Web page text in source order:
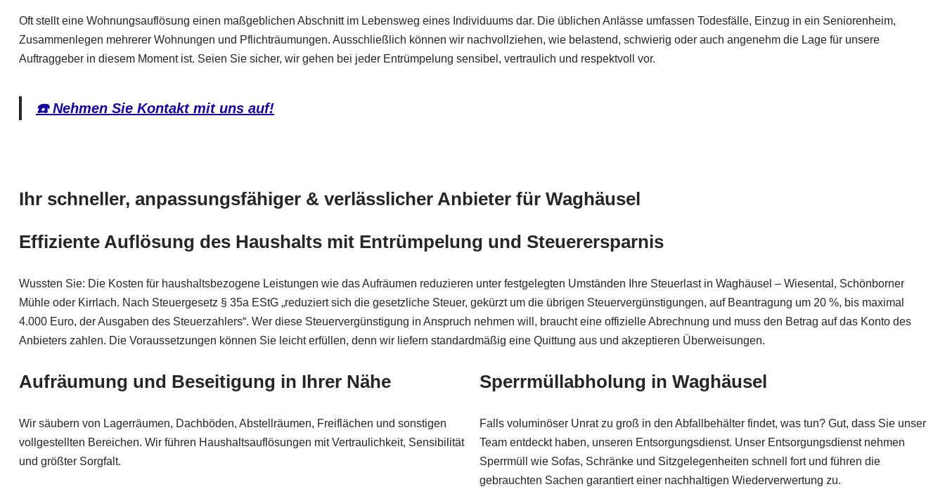
Oft stellt eine Wohnungsauflösung einen maßgeblichen Abschnitt im Lebensweg eines Individuums dar. Die üblichen Anlässe umfassen Todesfälle, Einzug in ein Seniorenheim,
Zusammenlegen mehrerer Wohnungen und Pflichträumungen. Ausschließlich können wir nachvollziehen, wie belastend, schwierig oder auch angenehm die Lage für unsere
Auftraggeber in diesem Moment ist. Seien Sie sicher, wir gehen bei jeder Entrümpelung sensibel, vertraulich und respektvoll vor.
☎️ Nehmen Sie Kontakt mit uns auf!
Ihr schneller, anpassungsfähiger & verlässlicher Anbieter für Waghäusel
Effiziente Auflösung des Haushalts mit Entrümpelung und Steuerersparnis
Wussten Sie: Die Kosten für haushaltsbezogene Leistungen wie das Aufräumen reduzieren unter festgelegten Umständen Ihre Steuerlast in Waghäusel – Wiesental, Schönborner
Mühle oder Kirrlach. Nach Steuergesetz § 35a EStG „reduziert sich die gesetzliche Steuer, gekürzt um die übrigen Steuervergünstigungen, auf Beantragung um 20 %, bis maximal
4.000 Euro, der Ausgaben des Steuerzahlers“. Wer diese Steuervergünstigung in Anspruch nehmen will, braucht eine offizielle Abrechnung und muss den Betrag auf das Konto des
Anbieters zahlen. Die Voraussetzungen können Sie leicht erfüllen, denn wir liefern standardmäßig eine Quittung aus und akzeptieren Überweisungen.
Aufräumung und Beseitigung in Ihrer Nähe
Wir säubern von Lagerräumen, Dachböden, Abstellräumen, Freiflächen und sonstigen
vollgestellten Bereichen. Wir führen Haushaltsauflösungen mit Vertraulichkeit, Sensibilität
und größter Sorgfalt.
Sperrmüllabholung in Waghäusel
Falls voluminöser Unrat zu groß in den Abfallbehälter findet, was tun? Gut, dass Sie unser
Team entdeckt haben, unseren Entsorgungsdienst. Unser Entsorgungsdienst nehmen
Sperrmüll wie Sofas, Schränke und Sitzgelegenheiten schnell fort und führen die
gebrauchten Sachen garantiert einer nachhaltigen Wiederverwertung zu.